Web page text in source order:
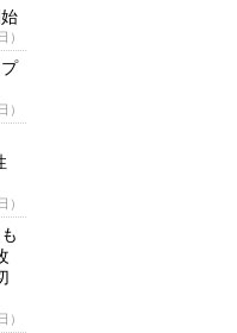
）
）
）
）